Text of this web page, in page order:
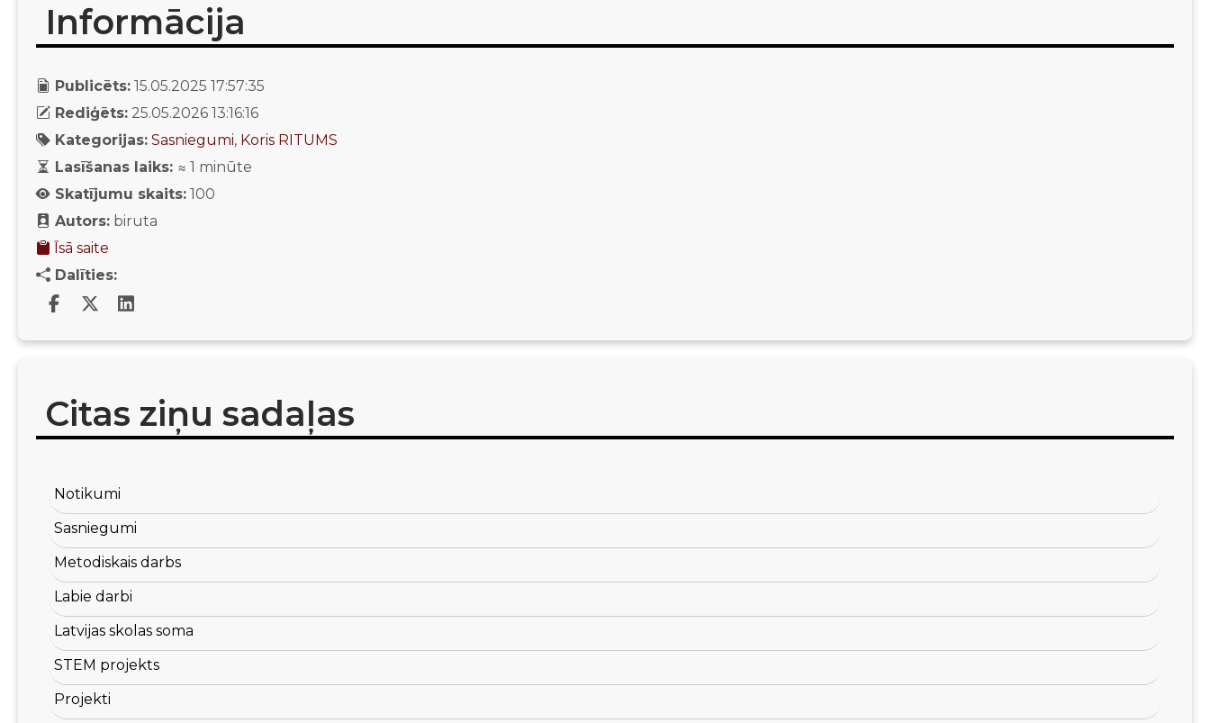
Informācija
Publicēts: 15.05.2025 17:57:35
Rediģēts: 25.05.2026 13:16:16
Kategorijas: Sasniegumi, Koris RITUMS
Lasīšanas laiks: ≈ 1 minūte
Skatījumu skaits: 100
Autors: biruta
Īsā saite
Dalīties:
Citas ziņu sadaļas
Notikumi
Sasniegumi
Metodiskais darbs
Labie darbi
Latvijas skolas soma
STEM projekts
Projekti